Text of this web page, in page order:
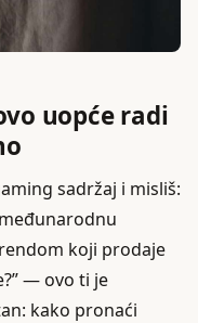
uopće radi
sadržaj i misliš:
koji prodaje
— ovo ti je
kako pronaći